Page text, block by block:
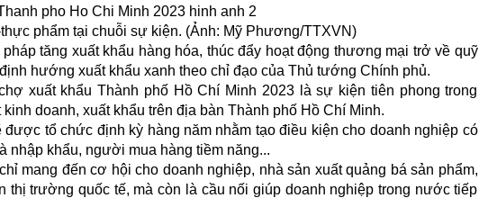
phẩm tại chuỗi sự kiện. (Ảnh: Mỹ Phương/TTXVN)
tăng xuất khẩu hàng hóa, thúc đẩy hoạt động thương mại trở về quỹ
hướng xuất khẩu xanh theo chỉ đạo của Thủ tướng Chính phủ.
xuất khẩu Thành phố Hồ Chí Minh 2023 là sự kiện tiên phong trong
doanh, xuất khẩu trên địa bàn Thành phố Hồ Chí Minh.
tổ chức định kỳ hàng năm nhằm tạo điều kiện cho doanh nghiệp có
nhập khẩu, người mua hàng tiềm năng...
mang đến cơ hội cho doanh nghiệp, nhà sản xuất quảng bá sản phẩm,
trường quốc tế, mà còn là cầu nối giúp doanh nghiệp trong nước tiếp